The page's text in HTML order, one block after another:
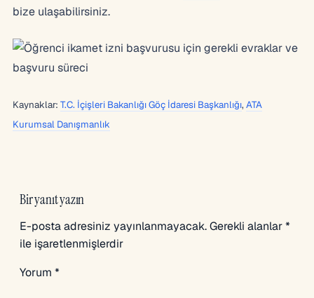
bize ulaşabilirsiniz.
Kaynaklar: T.C. İçişleri Bakanlığı Göç İdaresi Başkanlığı, ATA
Kurumsal Danışmanlık
Bir yanıt yazın
E-posta adresiniz yayınlanmayacak.Gerekli alanlar*
ile işaretlenmişlerdir
Yorum *